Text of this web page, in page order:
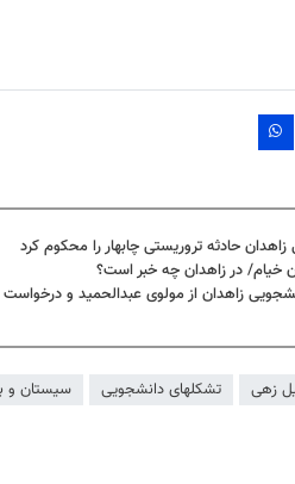
حادثه تروریستی چابهار را محکوم کرد
خیام/ در زاهدان چه خبر است؟
زاهدان از مولوی عبدالحمید و
زهی تشکلهای دانشجویی سیستان و